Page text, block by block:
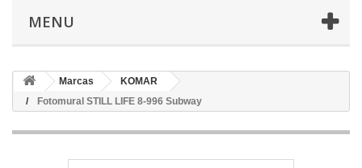
MENU
Marcas
KOMAR
Fotomural STILL LIFE 8-996 Subway